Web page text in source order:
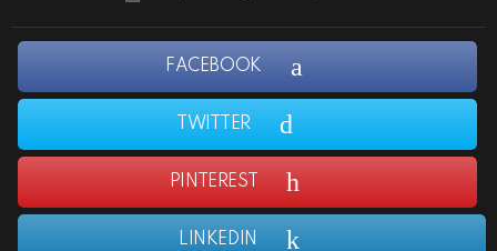
FACEBOOK
TWITTER
PINTEREST
LINKEDIN